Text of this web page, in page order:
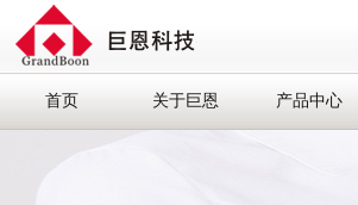
首页 关于巨恩 产品中心